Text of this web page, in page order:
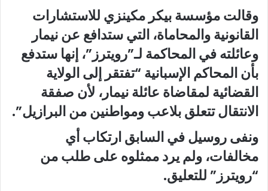
وقالت مؤسسة بيكر مكينزي للاستشارات
القانونية والمحاماة، التي ستدافع عن نيمار
وعائلته في المحاكمة لـ”رويترز”، إنها ستدفع
بأن المحاكم الإسبانية “تفتقر إلى الولاية
القضائية لمقاضاة عائلة نيمار، لأن صفقة
الانتقال تتعلق بلاعب ومواطنين من البرازيل”.
ونفى روسيل في السابق ارتكاب أي
مخالفات، ولم يرد ممثلوه على طلب من
“رويترز” للتعليق.